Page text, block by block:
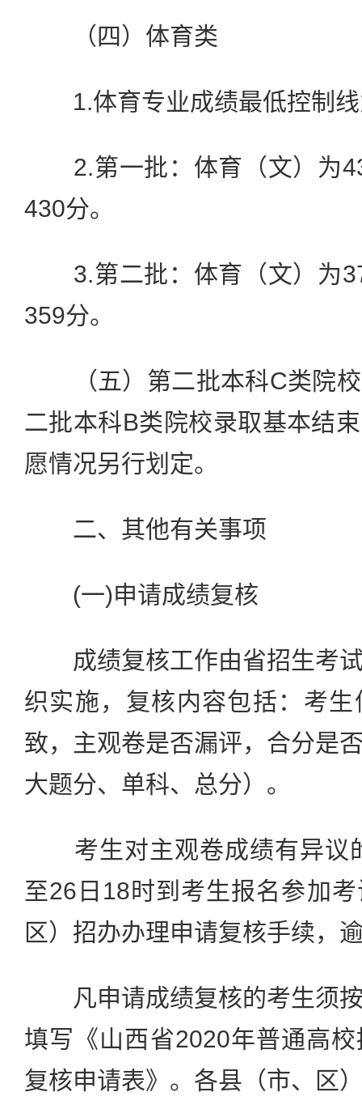
（四）体育类
1.体育专业成绩最低控制线
2.第一批：体育（文）为
430分。
3.第二批：体育（文）为
359分。
（五）第二批本科C类院校
二批本科B类院校录取基本结
愿情况另行划定。
二、其他有关事项
(一)申请成绩复核
成绩复核工作由省招生考试
织实施，复核内容包括：考
致，主观卷是否漏评，合分是
大题分、单科、总分）。
考生对主观卷成绩有异议
至26日18时到考生报名参加
区）招办办理申请复核手续，
凡申请成绩复核的考生须按
填写《山西省2020年普通高
复核申请表》。各县（市、区